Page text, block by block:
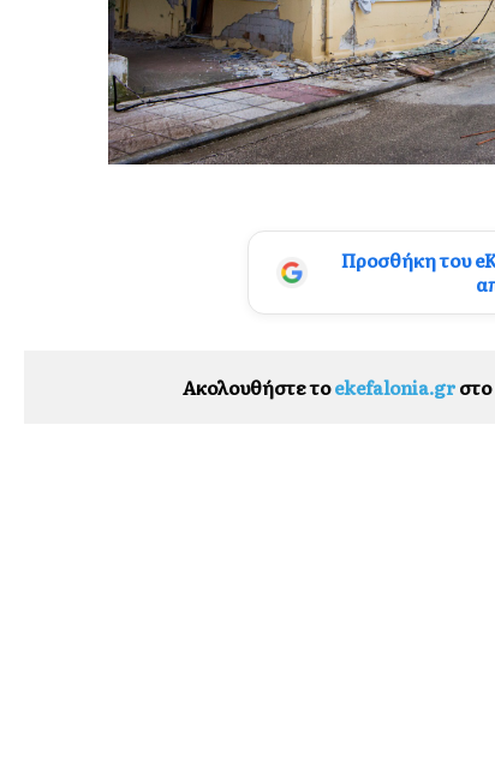
Προσθήκη του
Ακολουθήστε τοekefalonia.grστο